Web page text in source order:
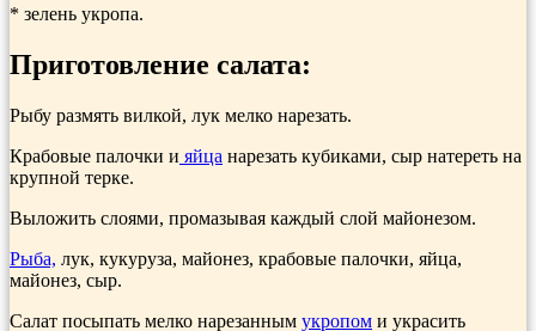
* зелень укропа.
Приготовление салата:
Рыбу размять вилкой, лук мелко нарезать.
Крабовые палочки и яйца нарезать кубиками, сыр натереть на
крупной терке.
Выложить слоями, промазывая каждый слой майонезом.
Рыба, лук, кукуруза, майонез, крабовые палочки, яйца,
майонез, сыр.
Салат посыпать мелко нарезанным укропом и украсить